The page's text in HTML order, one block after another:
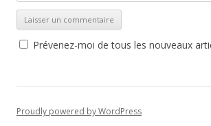
Prévenez-moi de tous les nouveaux
Proudly powered by WordPress